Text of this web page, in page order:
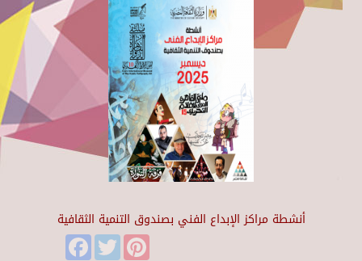
أنشطة مراكز الإبداع الفني بصندوق التنمية الثقافية
FacebookTwitter